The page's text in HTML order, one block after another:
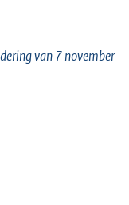
van 7 november